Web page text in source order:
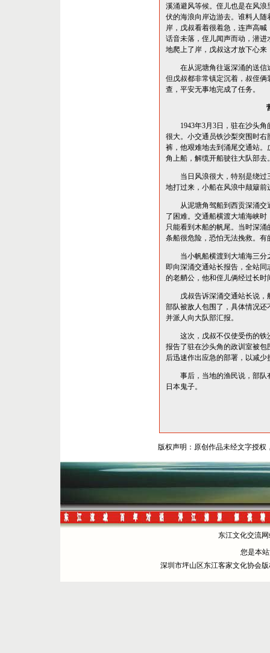
溪涌避风等候。侄儿也是在风
伏的海浪向岸边游去。谁料人
岸，戊叔看着很着急，连声高
话音未落，侄儿闻声而动，潜
地爬上了岸，戊叔这才放下心来
在从泥塘角往返深涌的送信
但戊叔都非常镇定沉着，叔侄
查，平安无事地完成了任务。
1943年3月3日，驻在沙头角
很大。小交通员铁沙梨突围时
裤，他艰难地去到涌尾交通站
角上船，解缆开船驶往大队部去
当日风浪很大，特别是绕过
地打过来，小船在风浪中颠簸前
从泥塘角驾船到西贡深涌交
了困难。交通船横渡大埔海峡
只能看到木船的帆尾。当时深
条船很危险，恐怕无法挽救。
当小帆船横渡到大埔海三分
即向深涌交通站长报告，全站
的老艄公，他和侄儿俩经过长
戊叔告诉深涌交通站长说，
部队被敌人包围了，具体情况
并派人向大队部汇报。
这次，戊叔不仅使受伤的铁
报告了驻在沙头角的政训室被
后迅速作出应急的部署，以减少
事后，当地的渔民说，部队
日本鬼子。
版权声明：原创作品未经文字授权
东江文化交流
您是本
深圳市坪山区东江客家文化协